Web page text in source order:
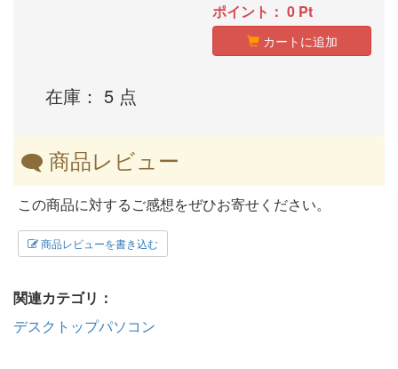
在庫： 5 点
ポイント： 0 Pt
カートに追加
商品レビュー
この商品に対するご感想をぜひお寄せください。
商品レビューを書き込む
関連カテゴリ：
デスクトップパソコン